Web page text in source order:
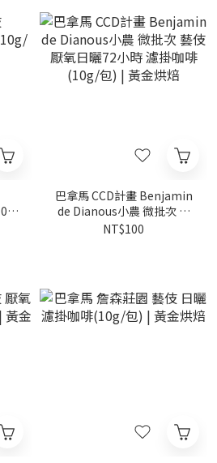
巴拿馬 CCD計畫 Benjamin
de Dianous小農 微批次 藝
伎 厭氧日曬72小時 濾掛咖啡
NT$100